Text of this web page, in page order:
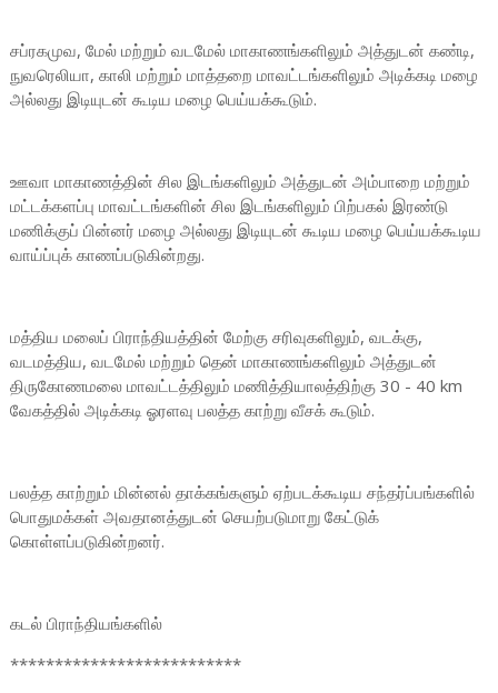
சப்ரகமுவ, மேல் மற்றும் வடமேல் மாகாணங்களிலும் அத்துடன் கண்டி,
நுவரெலியா, காலி மற்றும் மாத்தறை மாவட்டங்களிலும் அடிக்கடி மழை
அல்லது இடியுடன் கூடிய மழை பெய்யக்கூடும்.
ஊவா மாகாணத்தின் சில இடங்களிலும் அத்துடன் அம்பாறை மற்றும்
மட்டக்களப்பு மாவட்டங்களின் சில இடங்களிலும் பிற்பகல் இரண்டு
மணிக்குப் பின்னர் மழை அல்லது இடியுடன் கூடிய மழை பெய்யக்கூடிய
வாய்ப்புக் காணப்படுகின்றது.
மத்திய மலைப் பிராந்தியத்தின் மேற்கு சரிவுகளிலும், வடக்கு,
வடமத்திய, வடமேல் மற்றும் தென் மாகாணங்களிலும் அத்துடன்
திருகோணமலை மாவட்டத்திலும் மணித்தியாலத்திற்கு 30 - 40 km
வேகத்தில் அடிக்கடி ஓரளவு பலத்த காற்று வீசக் கூடும்.
பலத்த காற்றும் மின்னல் தாக்கங்களும் ஏற்படக்கூடிய சந்தர்ப்பங்களில்
பொதுமக்கள் அவதானத்துடன் செயற்படுமாறு கேட்டுக்
கொள்ளப்படுகின்றனர்.
கடல் பிராந்தியங்களில்
**************************